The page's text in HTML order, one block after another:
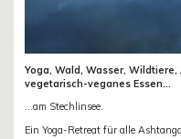
Yoga, Wald, Wasser,
vegetarisch-veganes Essen...
...am Stechlinsee.
Ein Yoga-Retreat für alle